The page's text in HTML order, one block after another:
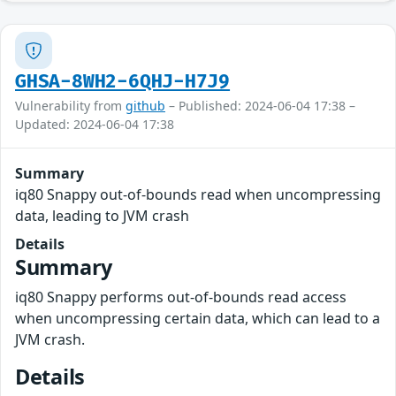
GHSA-8WH2-6QHJ-H7J9
Vulnerability from github – Published: 2024-06-04 17:38 –
Updated: 2024-06-04 17:38
Summary
iq80 Snappy out-of-bounds read when uncompressing
data, leading to JVM crash
Details
Summary
iq80 Snappy performs out-of-bounds read access
when uncompressing certain data, which can lead to a
JVM crash.
Details